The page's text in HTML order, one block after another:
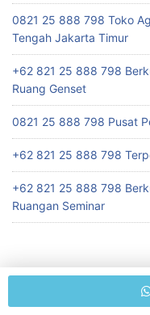
0821 25 888 798 Toko
Tengah Jakarta Timur
+62 821 25 888 798
Ruang Genset
0821 25 888 798 Pusat
+62 821 25 888 798
+62 821 25 888 798
Ruangan Seminar